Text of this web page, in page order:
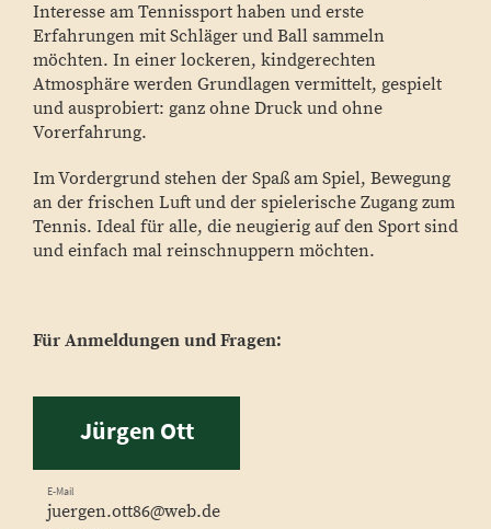
Interesse am Tennissport haben und erste
Erfahrungen mit Schläger und Ball sammeln
möchten. In einer lockeren, kindgerechten
Atmosphäre werden Grundlagen vermittelt, gespielt
und ausprobiert: ganz ohne Druck und ohne
Vorerfahrung.
Im Vordergrund stehen der Spaß am Spiel, Bewegung
an der frischen Luft und der spielerische Zugang zum
Tennis. Ideal für alle, die neugierig auf den Sport sind
und einfach mal reinschnuppern möchten.
Für Anmeldungen und Fragen:
Jürgen Ott
E-Mail
juergen.ott86@web.de